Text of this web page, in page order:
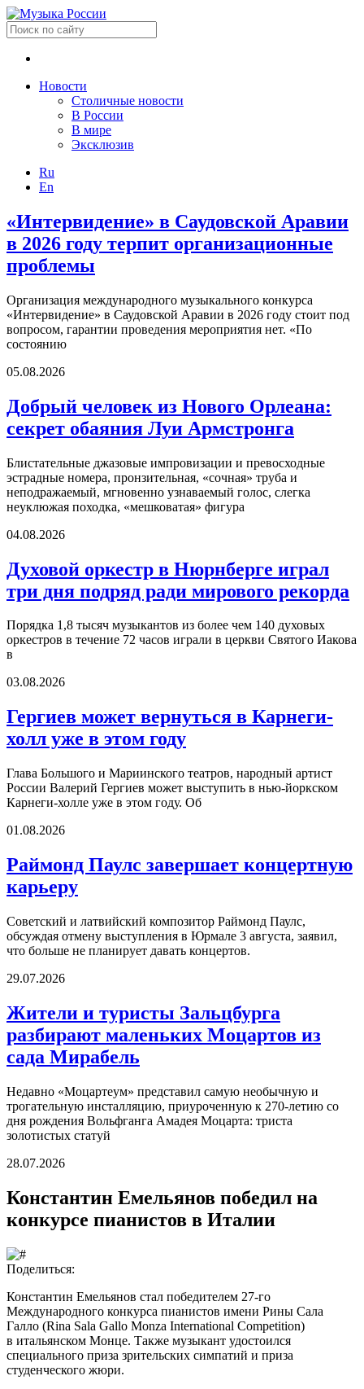
Новости
Столичные новости
В России
В мире
Эксклюзив
Ru
En
«Интервидение» в Саудовской Аравии
в 2026 году терпит организационные
проблемы
Организация международного музыкального конкурса
«Интервидение» в Саудовской Аравии в 2026 году стоит под
вопросом, гарантии проведения мероприятия нет. «По
состоянию
05.08.2026
Добрый человек из Нового Орлеана:
секрет обаяния Луи Армстронга
Блистательные джазовые импровизации и превосходные
эстрадные номера, пронзительная, «сочная» труба и
неподражаемый, мгновенно узнаваемый голос, слегка
неуклюжая походка, «мешковатая» фигура
04.08.2026
Духовой оркестр в Нюрнберге играл
три дня подряд ради мирового рекорда
Порядка 1,8 тысяч музыкантов из более чем 140 духовых
оркестров в течение 72 часов играли в церкви Святого Иакова
в
03.08.2026
Гергиев может вернуться в Карнеги-
холл уже в этом году
Глава Большого и Мариинского театров, народный артист
России Валерий Гергиев может выступить в нью-йоркском
Карнеги-холле уже в этом году. Об
01.08.2026
Раймонд Паулс завершает концертную
карьеру
Советский и латвийский композитор Раймонд Паулс,
обсуждая отмену выступления в Юрмале 3 августа, заявил,
что больше не планирует давать концертов.
29.07.2026
Жители и туристы Зальцбурга
разбирают маленьких Моцартов из
сада Мирабель
Недавно «Моцартеум» представил самую необычную и
трогательную инсталляцию, приуроченную к 270-летию со
дня рождения Вольфганга Амадея Моцарта: триста
золотистых статуй
28.07.2026
Константин Емельянов победил на
конкурсе пианистов в Италии
Поделиться:
Константин Емельянов стал победителем 27-го
Международного конкурса пианистов имени Рины Сала
Галло (Rina Sala Gallo Monza International Competition)
в итальянском Монце. Также музыкант удостоился
специального приза зрительских симпатий и приза
студенческого жюри.